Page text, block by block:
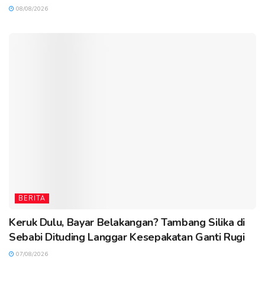
08/08/2026
BERITA
Keruk Dulu, Bayar Belakangan? Tambang Silika di
Sebabi Dituding Langgar Kesepakatan Ganti Rugi
07/08/2026